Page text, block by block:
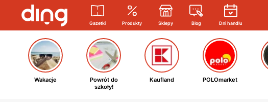
Gazetki Produkty Sklepy Blog Dni handlu
Wakacje
Powrót do
szkoły!
Kaufland POLOmarket